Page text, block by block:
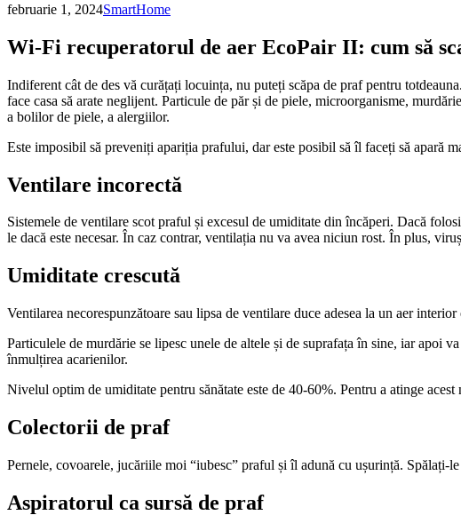
februarie 1, 2024SmartHome
Wi-Fi recuperatorul de aer EcoPair II: cum să
Indiferent cât de des vă curățați locuința, nu puteți scăpa de praf pentru
face casa să arate neglijent. Particule de păr și de piele, microorganisme,
a bolilor de piele, a alergiilor.
Este imposibil să preveniți apariția prafului, dar este posibil să îl faceți să apară
Ventilare incorectă
Sistemele de ventilare scot praful și excesul de umiditate din încăperi. Dacă
le dacă este necesar. În caz contrar, ventilația nu va avea niciun rost. În plus,
Umiditate crescută
Ventilarea necorespunzătoare sau lipsa de ventilare duce adesea la un aer
Particulele de murdărie se lipesc unele de altele și de suprafața în sine, iar
înmulțirea acarienilor.
Nivelul optim de umiditate pentru sănătate este de 40-60%. Pentru a atinge
Colectorii de praf
Pernele, covoarele, jucăriile moi “iubesc” praful și îl adună cu ușurință. Spălați-
Aspiratorul ca sursă de praf